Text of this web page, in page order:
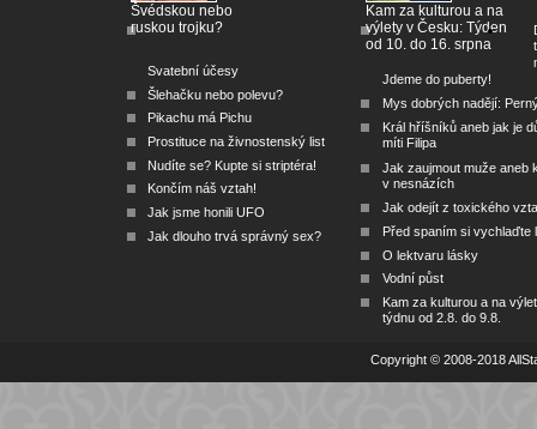
Švédskou nebo
ruskou trojku?
Svatební účesy
Šlehačku nebo polevu?
Pikachu má Pichu
Prostituce na živnostenský list
Nudíte se? Kupte si striptéra!
Končím náš vztah!
Jak jsme honili UFO
Jak dlouho trvá správný sex?
Kam za kulturou a na
výlety v Česku: Týden
od 10. do 16. srpna
Jdeme do puberty!
Mys dobrých nadějí:
Král hříšníků aneb jak je
míti Filipa
Jak zaujmout muže aneb
v nesnázích
Jak odejít z toxického
Před spaním si vychlaďte
O lektvaru lásky
Vodní půst
Kam za kulturou a na
týdnu od 2.8. do 9.8.
Copyright © 2008-2018